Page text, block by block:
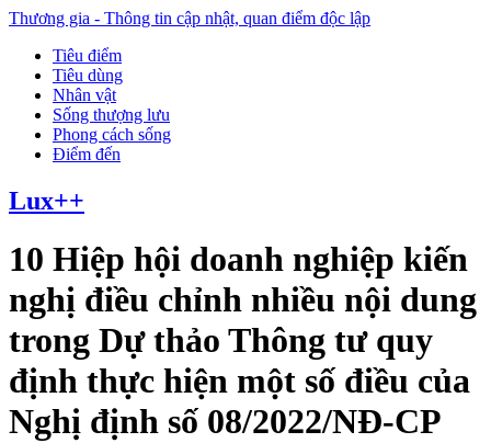
Thương gia - Thông tin cập nhật, quan điểm độc lập
Tiêu điểm
Tiêu dùng
Nhân vật
Sống thượng lưu
Phong cách sống
Điểm đến
Lux++
10 Hiệp hội doanh nghiệp kiến
nghị điều chỉnh nhiều nội dung
trong Dự thảo Thông tư quy
định thực hiện một số điều của
Nghị định số 08/2022/NĐ-CP